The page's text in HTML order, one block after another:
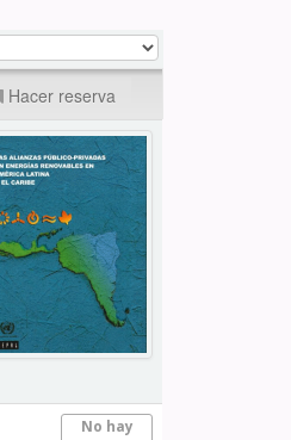
Hacer reserva
No hay